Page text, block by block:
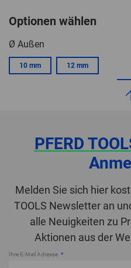
Optionen wählen
Ø Außen
10 mm 12 mm
PFERD
Melden Sie sich hier
TOOLS Newsletter an
alle Neuigkeiten zu
Aktionen aus der
Ihre E-Mail Adresse